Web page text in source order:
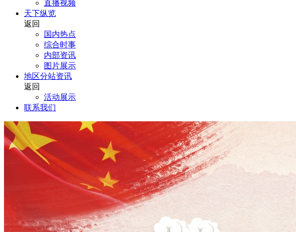
直播视频
天下纵览
返回
国内热点
综合时事
内部资讯
图片展示
地区分站资讯
返回
活动展示
联系我们